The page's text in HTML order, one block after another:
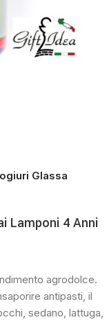
Glassa
Lamponi 4 Anni
agrodolce.
antipasti, il
sedano, lattuga,